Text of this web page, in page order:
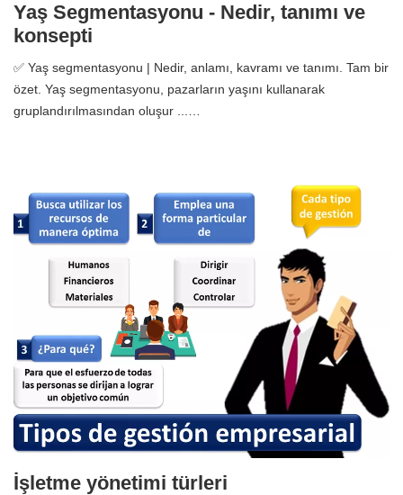
Yaş Segmentasyonu - Nedir, tanımı ve
konsepti
✅ Yaş segmentasyonu | Nedir, anlamı, kavramı ve tanımı. Tam bir
özet. Yaş segmentasyonu, pazarların yaşını kullanarak
gruplandırılmasından oluşur ...…
İşletme yönetimi türleri